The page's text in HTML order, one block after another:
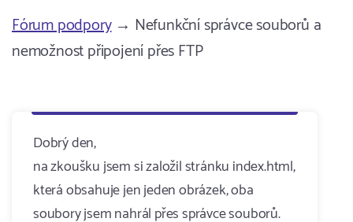
Fórum podpory→ Nefunkční správce souborů a
nemožnost připojení přes FTP
Dobrý den,
na zkoušku jsem si založil stránku index.html,
která obsahuje jen jeden obrázek, oba
soubory jsem nahrál přes správce souborů.